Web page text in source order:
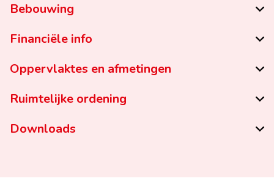
Bebouwing
Financiële info
Oppervlaktes en afmetingen
Ruimtelijke ordening
Downloads